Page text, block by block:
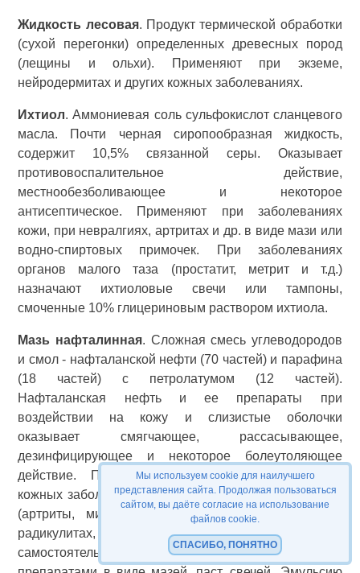
Жидкость лесовая. Продукт термической обработки
(сухой перегонки) определенных древесных пород
(лещины и ольхи). Применяют при экземе,
нейродермитах и других кожных заболеваниях.
Ихтиол. Аммониевая соль сульфокислот сланцевого
масла. Почти черная сиропообразная жидкость,
содержит 10,5% связанной серы. Оказывает
противовоспалительное действие,
местнообезболивающее и некоторое
антисептическое. Применяют при заболеваниях
кожи, при невралгиях, артритах и др. в виде мази или
водно-спиртовых примочек. При заболеваниях
органов малого таза (простатит, метрит и т.д.)
назначают ихтиоловые свечи или тампоны,
смоченные 10% глицериновым раствором ихтиола.
Мазь нафталинная. Сложная смесь углеводородов
и смол - нафталанской нефти (70 частей) и парафина
(18 частей) с петролатумом (12 частей).
Нафталанская нефть и ее препараты при
воздействии на кожу и слизистые оболочки
оказывает смягчающее, рассасывающее,
дезинфицирующее и некоторое болеутоляющее
действие. Применяют наружно при различных
кожных заболеваниях, воспалении суставов и мышц
(артриты, миалгии и т.д.), невритах, невралгиях,
радикулитах, ожогах, язвах, пролежнях. Назначают
самостоятельно или в сочетании с другими
Мы используем cookie для наилучшего
представления сайта. Продолжая пользоваться
сайтом, вы даёте согласие на использование
файлов cookie.
СПАСИБО, ПОНЯТНО